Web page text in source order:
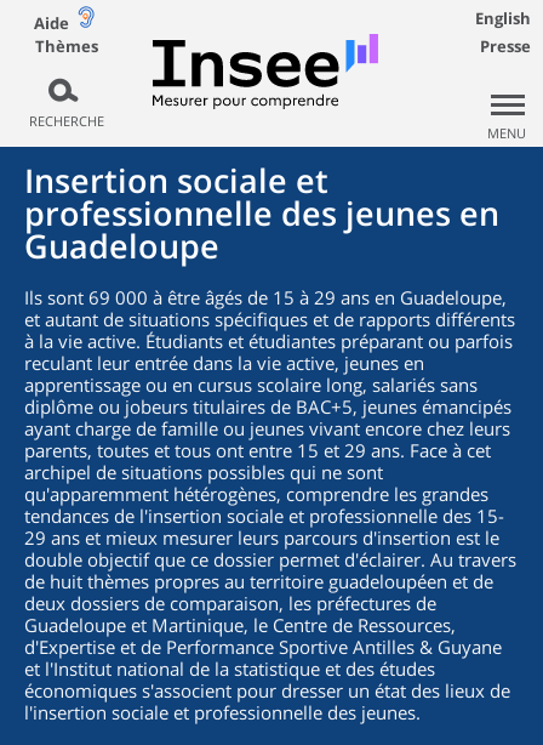
Aide
Thèmes
RECHERCHE
English
Presse
MENU
Insertion sociale et
professionnelle des jeunes en
Guadeloupe
Ils sont 69 000 à être âgés de 15 à 29 ans en Guadeloupe,
et autant de situations spécifiques et de rapports différents
à la vie active. Étudiants et étudiantes préparant ou parfois
reculant leur entrée dans la vie active, jeunes en
apprentissage ou en cursus scolaire long, salariés sans
diplôme ou jobeurs titulaires de BAC+5, jeunes émancipés
ayant charge de famille ou jeunes vivant encore chez leurs
parents, toutes et tous ont entre 15 et 29 ans. Face à cet
archipel de situations possibles qui ne sont
qu'apparemment hétérogènes, comprendre les grandes
tendances de l'insertion sociale et professionnelle des 15-
29 ans et mieux mesurer leurs parcours d'insertion est le
double objectif que ce dossier permet d'éclairer. Au travers
de huit thèmes propres au territoire guadeloupéen et de
deux dossiers de comparaison, les préfectures de
Guadeloupe et Martinique, le Centre de Ressources,
d'Expertise et de Performance Sportive Antilles & Guyane
et l'Institut national de la statistique et des études
économiques s'associent pour dresser un état des lieux de
l'insertion sociale et professionnelle des jeunes.